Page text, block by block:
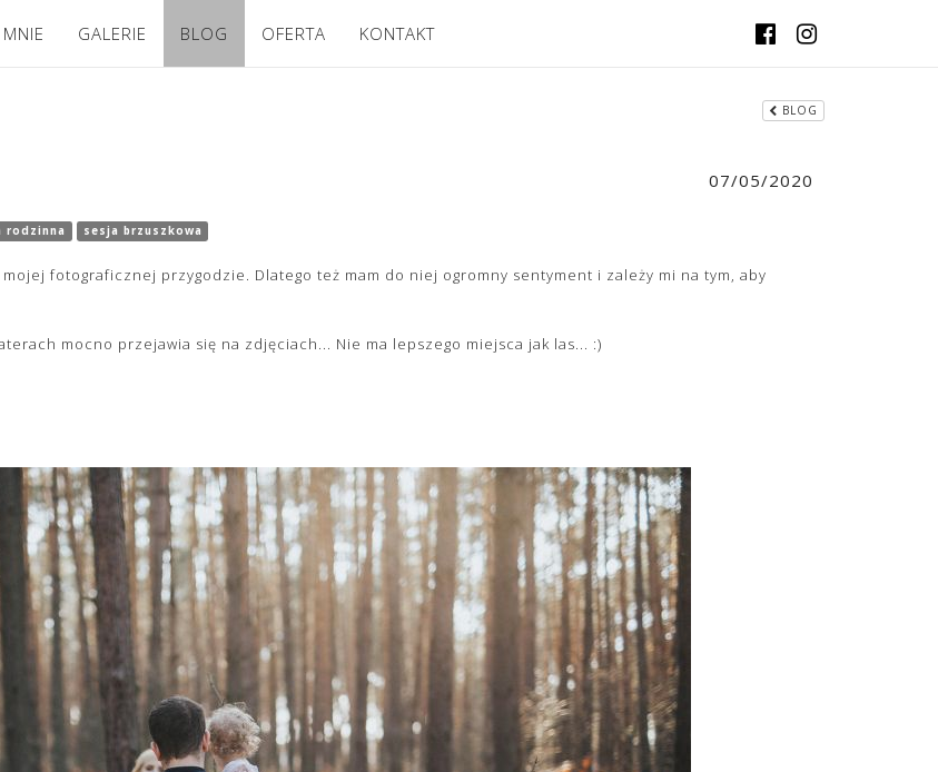
GALERIE BLOG OFERTA KONTAKT
BLOG
07/05/2020
rodzinna sesja brzuszkowa
fotograficznej przygodzie. Dlatego też mam do niej ogromny sentyment i zależy mi na tym, aby
mocno przejawia się na zdjęciach... Nie ma lepszego miejsca jak las... :)